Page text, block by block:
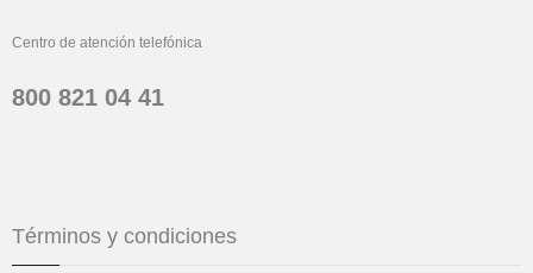
Centro de atención telefónica
800 821 04 41
Términos y condiciones